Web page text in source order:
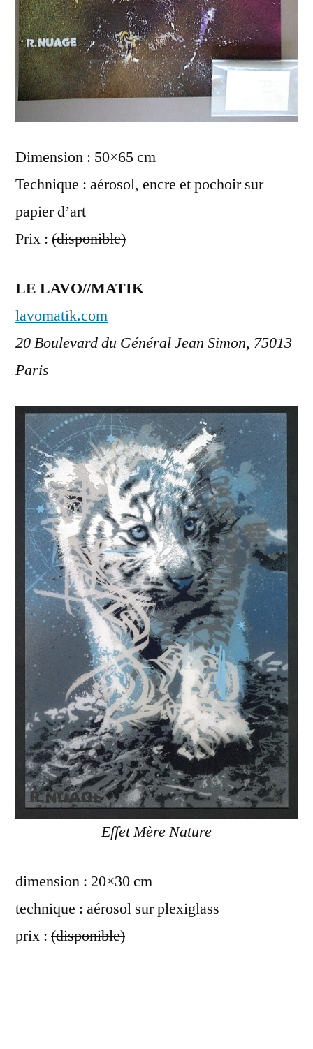
Dimension : 50×65 cm
Technique : aérosol, encre et pochoir sur
papier d’art
Prix : (disponible)
LE LAVO//MATIK
lavomatik.com
20 Boulevard du Général Jean Simon, 75013
Paris
Effet Mère Nature
dimension : 20×30 cm
technique : aérosol sur plexiglass
prix : (disponible)